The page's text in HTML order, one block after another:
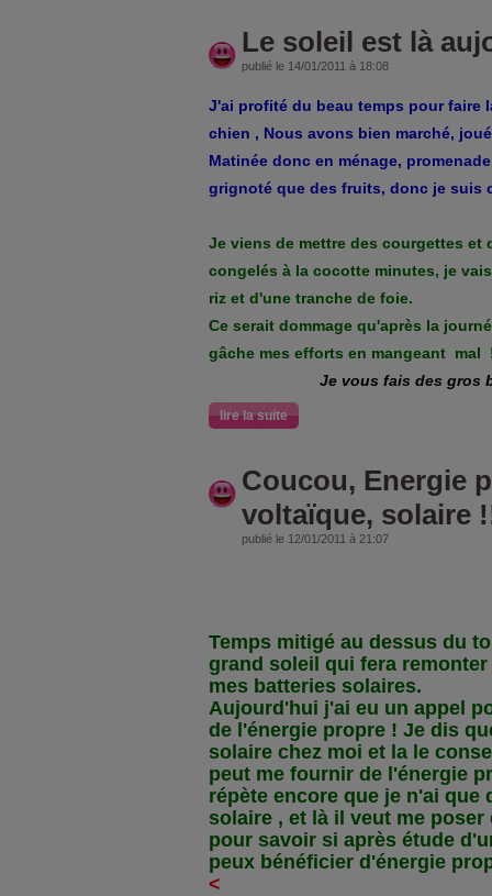
Le soleil est là
publié le 14/01/2011 à 18:08
J'ai profité du beau temps pour faire
chien , Nous avons bien marché,
Matinée donc en ménage,
grignoté que des fruits, donc je suis
Je viens de mettre des courgettes et
congelés à la cocotte minutes, je
riz et d'une tranche de foie.
Ce serait dommage qu'après la
gâche mes efforts en mangeant mal
Je vous fais des gros
lire la suite
Coucou, Energie
voltaïque, solaire
publié le 12/01/2011 à 21:07
Temps mitigé au dessus du
grand soleil qui fera remonter
mes batteries solaires.
Aujourd'hui j'ai eu un appel
de l'énergie propre ! Je dis
solaire chez moi et la le
peut me fournir de l'énergie
répète encore que je n'ai que
solaire , et là il veut me
pour savoir si après étude
peux bénéficier d'énergie
<